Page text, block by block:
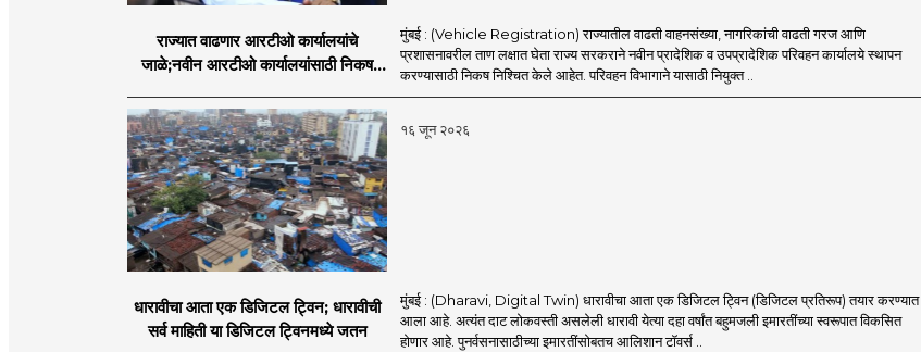
राज्यात वाढणार आरटीओ कार्यालयांचे
जाळे;नवीन आरटीओ कार्यालयांसाठी निकष
मुंबई : (Vehicle Registration) राज्यातील वाढती वाहनसंख्या, नागरिकांची वाढती गरज आणि
प्रशासनावरील ताण लक्षात घेता राज्य सरकराने नवीन प्रादेशिक व उपप्रादेशिक परिवहन कार्यालये स्थापन
करण्यासाठी निकष निश्चित केले आहेत. परिवहन विभागाने यासाठी नियुक्त ..
१६ जून २०२६
धारावीचा आता एक डिजिटल ट्विन; धारावीची
सर्व माहिती या डिजिटल ट्विनमध्ये जतन
मुंबई : (Dharavi, Digital Twin) धारावीचा आता एक डिजिटल ट्विन (डिजिटल प्रतिरूप) तयार करण्यात
आला आहे. अत्यंत दाट लोकवस्ती असलेली धारावी येत्या दहा वर्षांत बहुमजली इमारतींच्या स्वरूपात विकसित
होणार आहे. पुनर्वसनासाठीच्या इमारतींसोबतच आलिशान टॉवर्स ..